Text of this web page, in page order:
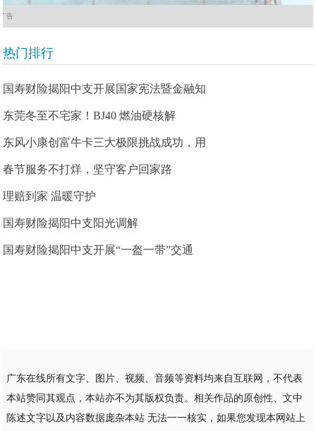
广告
热门排行
国寿财险揭阳中支开展国家宪法暨金融知
东莞冬至不宅家！BJ40 燃油硬核解
东风小康创富牛卡三大极限挑战成功，用
春节服务不打烊，坚守客户回家路
理赔到家 温暖守护
国寿财险揭阳中支阳光调解
国寿财险揭阳中支开展“一盔一带”交通
广东在线所有文字、图片、视频、音频等资料均来自互联网，不代表
本站赞同其观点，本站亦不为其版权负责。相关作品的原创性、文中
陈述文字以及内容数据庞杂本站 无法一一核实，如果您发现本网站上